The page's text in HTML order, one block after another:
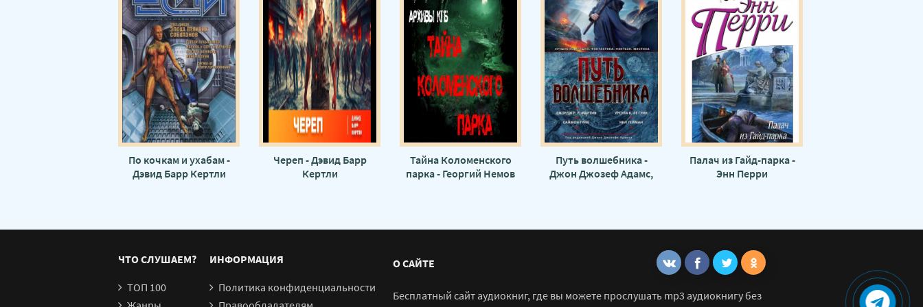
По кочкам и ухабам -
Дэвид Барр Кертли
Череп - Дэвид Барр
Кертли
Тайна Коломенского
парка - Георгий Немов
Путь волшебника -
Джон Джозеф Адамс,
Палач из Гайд-парка -
Энн Перри
ЧТО СЛУШАЕМ?
ТОП 100
ИНФОРМАЦИЯ
Политика конфиденциальности
О САЙТЕ
Бесплатный сайт аудиокниг, где вы можете прослушать mp3 аудиокнигу без